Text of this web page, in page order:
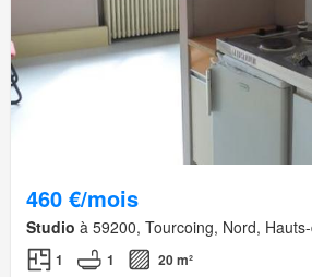
460 €/mois
Studio à 59200, Tourcoing, Nord,
1 1
20 m²